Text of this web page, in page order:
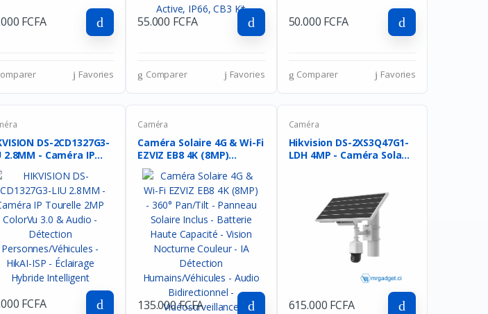
FCFA
Favories
55.000 FCFA
Comparer Favories
50.000 FCFA
Comparer Favories
DS-2CD1327G3-
2.8MM - Caméra IP...
FCFA
Caméra
Caméra Solaire 4G & Wi-Fi
EZVIZ EB8 4K (8MP)...
135.000 FCFA
Caméra
Hikvision DS-2XS3Q47G1-
LDH 4MP - Caméra Sola...
615.000 FCFA